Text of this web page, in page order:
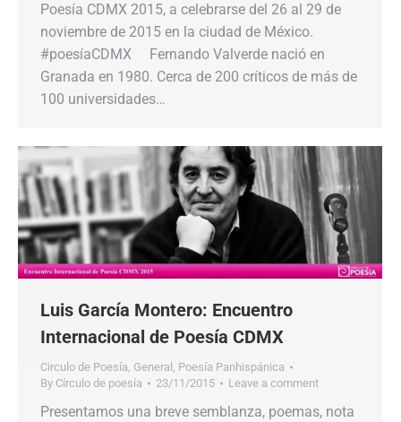
Poesía CDMX 2015, a celebrarse del 26 al 29 de
noviembre de 2015 en la ciudad de México.
#poesíaCDMX Fernando Valverde nació en
Granada en 1980. Cerca de 200 críticos de más de
100 universidades…
Luis García Montero: Encuentro
Internacional de Poesía CDMX
Circulo de Poesía, General , Poesía Panhispánica
By Círculo de poesía 23/11/2015 Leave a comment
Presentamos una breve semblanza, poemas, nota